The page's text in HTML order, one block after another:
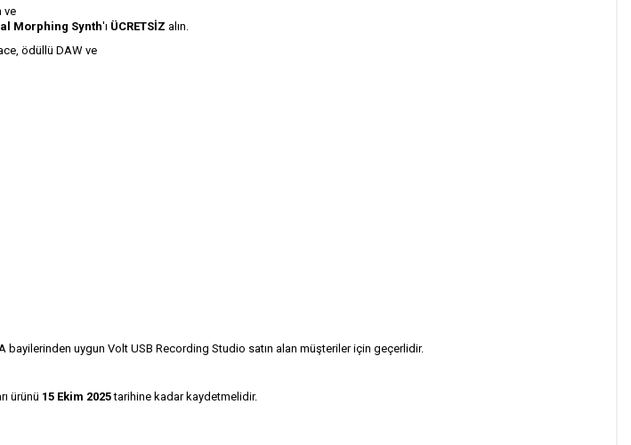
ve
Morphing Synth'ı ÜCRETSİZ alın.
ödüllü DAW ve
uygun Volt USB Recording Studio satın alan müşteriler için geçerlidir.
ürünü 15 Ekim 2025tarihine kadar kaydetmelidir.